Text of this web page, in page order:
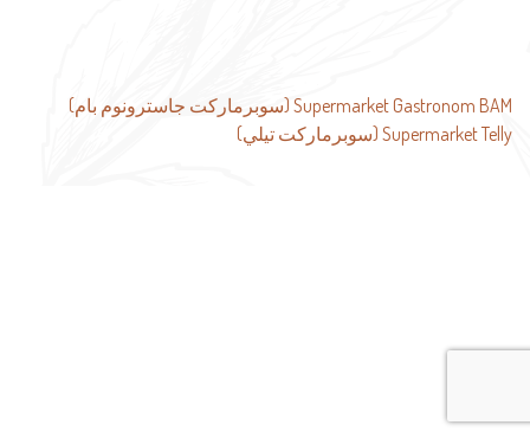
تصفّح
المقالات
Supermarket Gastronom BAM (سوبرماركت جاسترونوم بام)
Supermarket Telly (سوبرماركت تيلي)